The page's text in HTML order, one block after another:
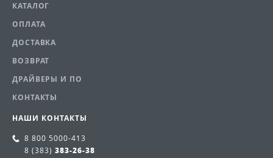
КАТАЛОГ
ОПЛАТА
ДОСТАВКА
ВОЗВРАТ
ДРАЙВЕРЫ И ПО
КОНТАКТЫ
НАШИ КОНТАКТЫ
8 800 5000-413
8 (383) 383-26-38